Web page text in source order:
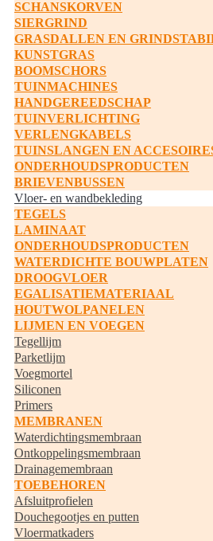
SCHANSKORVEN
SIERGRIND
GRASDALLEN EN
KUNSTGRAS
BOOMSCHORS
TUINMACHINES
HANDGEREEDSCHAP
TUINVERLICHTING
VERLENGKABELS
TUINSLANGEN EN
ONDERHOUDSPRODUCTEN
BRIEVENBUSSEN
Vloer- en wandbekleding
TEGELS
LAMINAAT
ONDERHOUDSPRODUCTEN
WATERDICHTE BOUWPLATEN
DROOGVLOER
EGALISATIEMATERIAAL
HOUTWOLPANELEN
LIJMEN EN VOEGEN
Tegellijm
Parketlijm
Voegmortel
Siliconen
Primers
MEMBRANEN
Waterdichtingsmembraan
Ontkoppelingsmembraan
Drainagemembraan
TOEBEHOREN
Afsluitprofielen
Douchegootjes en putten
Vloermatkaders